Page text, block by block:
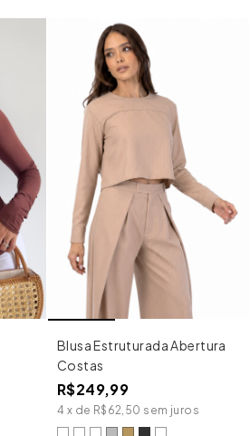
Blusa Estruturada Abertura
Costas
R$249,99
4 x de R$62,50 sem juros